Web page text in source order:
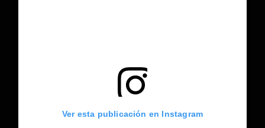
Ver esta publicación en Instagram